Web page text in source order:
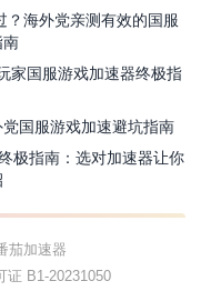
？海外党亲测有效的国服
南
家国服游戏加速器终极指
国服游戏加速避坑指南
极指南：选对加速器让你
茄加速器
证 B1-20231050